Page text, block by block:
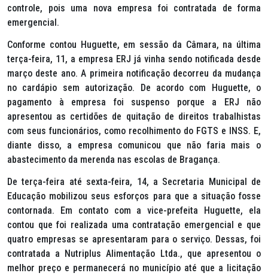
controle, pois uma nova empresa foi contratada de forma
emergencial.
Conforme contou Huguette, em sessão da Câmara, na última
terça-feira, 11, a empresa ERJ já vinha sendo notificada desde
março deste ano. A primeira notificação decorreu da mudança
no cardápio sem autorização. De acordo com Huguette, o
pagamento à empresa foi suspenso porque a ERJ não
apresentou as certidões de quitação de direitos trabalhistas
com seus funcionários, como recolhimento do FGTS e INSS. E,
diante disso, a empresa comunicou que não faria mais o
abastecimento da merenda nas escolas de Bragança.
De terça-feira até sexta-feira, 14, a Secretaria Municipal de
Educação mobilizou seus esforços para que a situação fosse
contornada. Em contato com a vice-prefeita Huguette, ela
contou que foi realizada uma contratação emergencial e que
quatro empresas se apresentaram para o serviço. Dessas, foi
contratada a Nutriplus Alimentação Ltda., que apresentou o
melhor preço e permanecerá no município até que a licitação